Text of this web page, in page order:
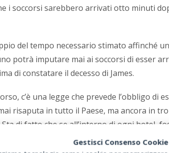
Gestisci Consenso Cookie
i soccorsi sarebbero arrivati otto minuti
del tempo necessario stimato affinché
potrà imputare mai ai soccorsi di esser
di constatare il decesso di James.
c’è una legge che prevede l’obbligo
risaputa in tutto il Paese, ma ancora in
di fatto che se all’interno di ogni hotel,
perché presi in tempo con l’ausilio di un